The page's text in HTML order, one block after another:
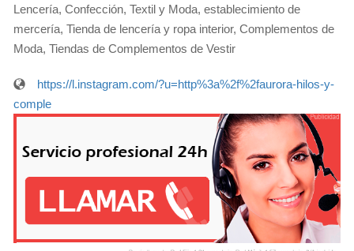
Lencería, Confección, Textil y Moda, establecimiento de
mercería, Tienda de lencería y ropa interior, Complementos de
Moda, Tiendas de Complementos de Vestir
https://l.instagram.com/?u=http%3a%2f%2faurora-hilos-y-
comple